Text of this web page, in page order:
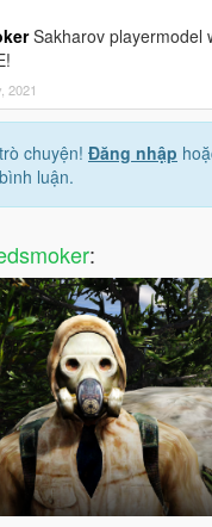
Sakharov playermodel
2021
chuyện! Đăng nhập
luận.
: